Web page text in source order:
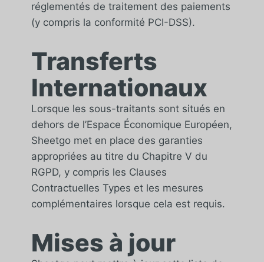
réglementés de traitement des paiements
(y compris la conformité PCI-DSS).
Transferts
Internationaux
Lorsque les sous-traitants sont situés en
dehors de l’Espace Économique Européen,
Sheetgo met en place des garanties
appropriées au titre du Chapitre V du
RGPD, y compris les Clauses
Contractuelles Types et les mesures
complémentaires lorsque cela est requis.
Mises à jour